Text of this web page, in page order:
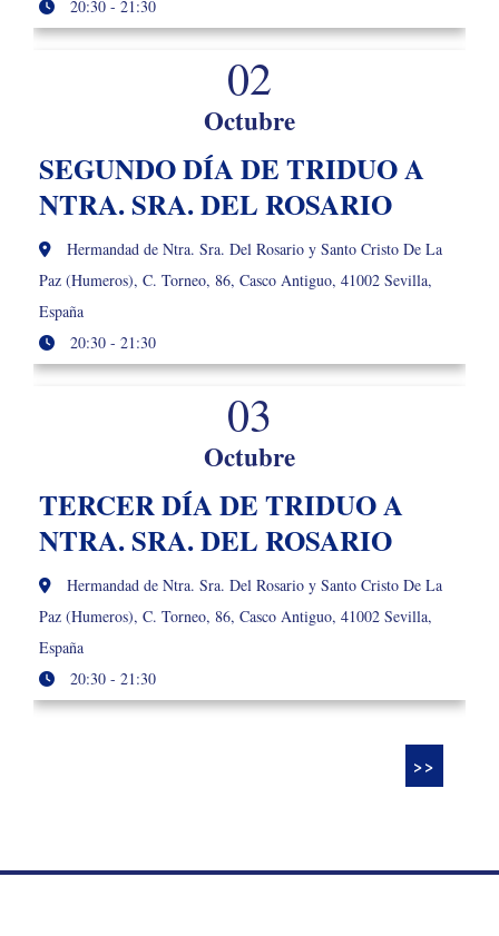
20:30 - 21:30
02
Octubre
SEGUNDO DÍA DE TRIDUO A
NTRA. SRA. DEL ROSARIO
Hermandad de Ntra. Sra. Del Rosario y Santo Cristo De La
Paz (Humeros), C. Torneo, 86, Casco Antiguo, 41002 Sevilla,
España
20:30 - 21:30
03
Octubre
TERCER DÍA DE TRIDUO A
NTRA. SRA. DEL ROSARIO
Hermandad de Ntra. Sra. Del Rosario y Santo Cristo De La
Paz (Humeros), C. Torneo, 86, Casco Antiguo, 41002 Sevilla,
España
20:30 - 21:30
>>